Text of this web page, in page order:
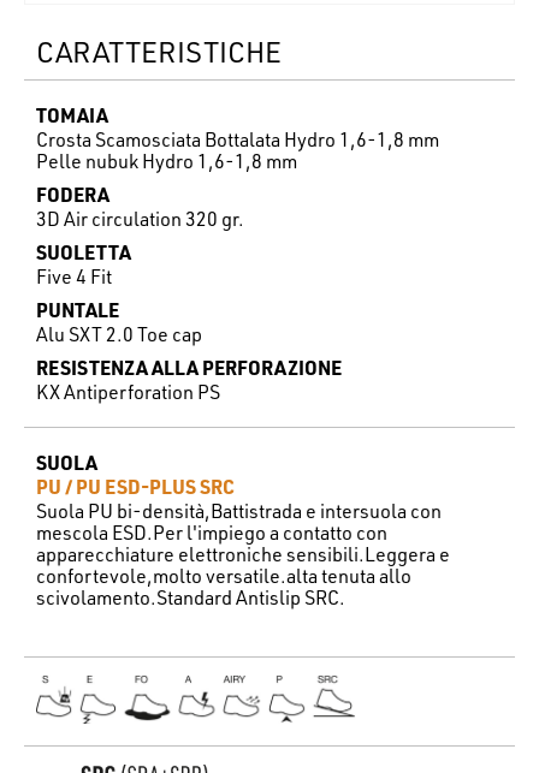
CARATTERISTICHE
TOMAIA
Crosta Scamosciata Bottalata Hydro 1,6-1,8 mm
Pelle nubuk Hydro 1,6-1,8 mm
FODERA
3D Air circulation 320 gr.
SUOLETTA
Five 4 Fit
PUNTALE
Alu SXT 2.0 Toe cap
RESISTENZA ALLA PERFORAZIONE
KX Antiperforation PS
SUOLA
PU / PU ESD-PLUS SRC
Suola PU bi-densità,Battistrada e intersuola con
mescola ESD.Per l'impiego a contatto con
apparecchiature elettroniche sensibili.Leggera e
confortevole,molto versatile.alta tenuta allo
scivolamento.Standard Antislip SRC.